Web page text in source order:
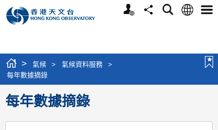
個
分
搜
語
選
> 氣候 > 氣候資料服務
>
每年數據摘錄
每年數據摘錄